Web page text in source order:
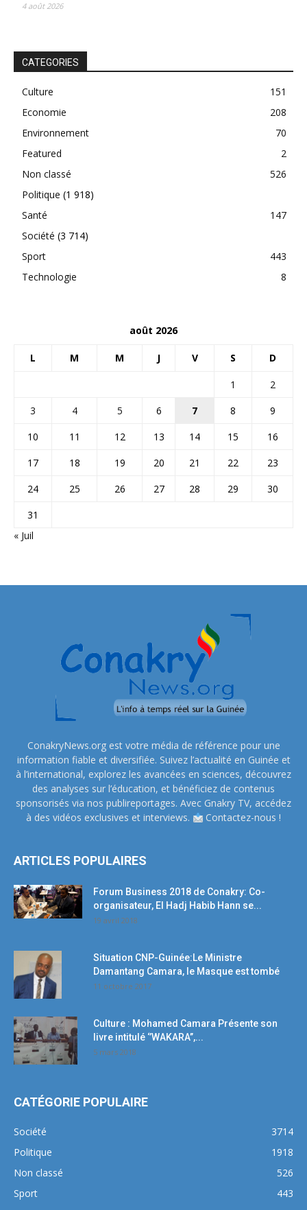
4 août 2026
CATEGORIES
Culture
151
Economie
208
Environnement
70
Featured
2
Non classé
526
Politique (1 918)
Santé
147
Société (3 714)
Sport
443
Technologie
8
août 2026
L M M J V S D
1
2
3
4 5 6 7 8
9
10
11 12 13 14 15
16
17
18 19 20 21 22
23
24
25 26 27 28 29
30
31
« Juil
ConakryNews.org est votre média de référence pour une
information fiable et diversifiée. Suivez l’actualité en Guinée et
à l’international, explorez les avancées en sciences, découvrez
des analyses sur l’éducation, et bénéficiez de contenus
sponsorisés via nos publireportages. Avec Gnakry TV, accédez
à des vidéos exclusives et interviews.
Contactez-nous !
ARTICLES POPULAIRES
Forum Business 2018 de Conakry: Co-
organisateur, El Hadj Habib Hann se...
19 avril 2018
Situation CNP-Guinée:Le Ministre
Damantang Camara, le Masque est tombé
11 octobre 2017
Culture : Mohamed Camara Présente son
livre intitulé ‘’WAKARA’’,...
5 mars 2018
CATÉGORIE POPULAIRE
Société
3714
Politique
1918
Non classé
526
Sport
443